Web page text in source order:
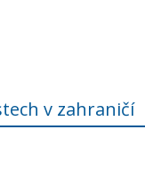
v zahraničí